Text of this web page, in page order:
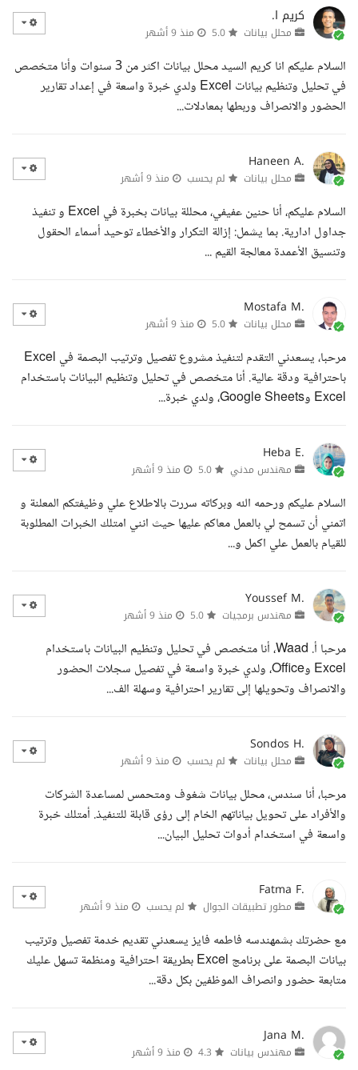
كريم ا.
محلل بيانات منذ 9 أشهر
السلام عليكم انا كريم السيد محلل بيانات اكثر من 3 سنوات وأنا متخصص
في تحليل وتنظيم بيانات Excel ولدي خبرة واسعة في إعداد تقارير
الحضور والانصراف وربطها بمعادلات...
Haneen A.
محلل بيانات لم يحسب منذ 9 أشهر
السلام عليكم، أنا حنين عفيفي، محللة بيانات بخبرة في Excel و تنفيذ
جداول ادارية. بما يشمل: إزالة التكرار والأخطاء توحيد أسماء الحقول
وتنسيق الأعمدة معالجة القيم ...
Mostafa M.
محلل بيانات منذ 9 أشهر
مرحبا، يسعدني التقدم لتنفيذ مشروع تفصيل وترتيب البصمة في Excel
باحترافية ودقة عالية. أنا متخصص في تحليل وتنظيم البيانات باستخدام
Excel وGoogle Sheets، ولدي خبرة...
Heba E.
مهندس مدني منذ 9 أشهر
السلام عليكم ورحمه الله وبركاته سررت بالاطلاع علي وظيفتكم المعلنة و
اتمني أن تسمح لي بالعمل معاكم عليها حيث انني امتلك الخبرات المطلوبة
للقيام بالعمل علي اكمل و...
Youssef M.
مهندس برمجيات منذ 9 أشهر
مرحبا أ. Waad، أنا متخصص في تحليل وتنظيم البيانات باستخدام
Excel وOffice، ولدي خبرة واسعة في تفصيل سجلات الحضور
والانصراف وتحويلها إلى تقارير احترافية وسهلة الف...
Sondos H.
محلل بيانات لم يحسب منذ 9 أشهر
مرحبا، أنا سندس، محلل بيانات شغوف ومتحمس لمساعدة الشركات
والأفراد على تحويل بياناتهم الخام إلى رؤى قابلة للتنفيذ. أمتلك خبرة
واسعة في استخدام أدوات تحليل البيان...
Fatma F.
مطور تطبيقات الجوال لم يحسب منذ 9 أشهر
مع حضرتك بشمهندسه فاطمه فايز يسعدني تقديم خدمة تفصيل وترتيب
بيانات البصمة على برنامج Excel بطريقة احترافية ومنظمة تسهل عليك
متابعة حضور وانصراف الموظفين بكل دقة...
Jana M.
مهندس بيانات منذ 9 أشهر